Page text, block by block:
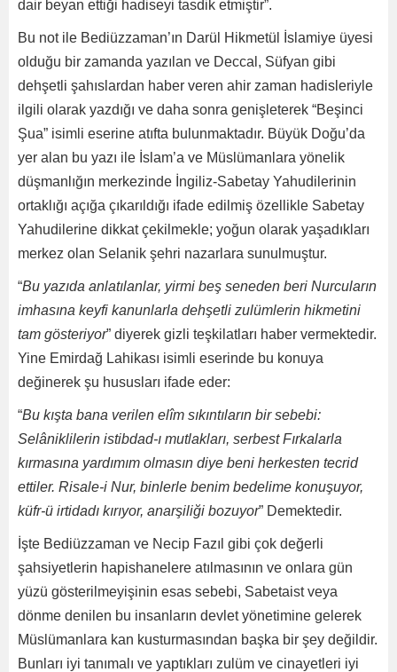
dair beyan ettiği hadiseyi tasdik etmiştir”.
Bu not ile Bediüzzaman’ın Darül Hikmetül İslamiye üyesi
olduğu bir zamanda yazılan ve Deccal, Süfyan gibi
dehşetli şahıslardan haber veren ahir zaman hadisleriyle
ilgili olarak yazdığı ve daha sonra genişleterek “Beşinci
Şua” isimli eserine atıfta bulunmaktadır. Büyük Doğu’da
yer alan bu yazı ile İslam’a ve Müslümanlara yönelik
düşmanlığın merkezinde İngiliz-Sabetay Yahudilerinin
ortaklığı açığa çıkarıldığı ifade edilmiş özellikle Sabetay
Yahudilerine dikkat çekilmekle; yoğun olarak yaşadıkları
merkez olan Selanik şehri nazarlara sunulmuştur.
“Bu yazıda anlatılanlar, yirmi beş seneden beri Nurcuların
imhasına keyfi kanunlarla dehşetli zulümlerin hikmetini
tam gösteriyor” diyerek gizli teşkilatları haber vermektedir.
Yine Emirdağ Lahikası isimli eserinde bu konuya
değinerek şu hususları ifade eder:
“Bu kışta bana verilen elîm sıkıntıların bir sebebi:
Selâniklilerin istibdad-ı mutlakları, serbest Fırkalarla
kırmasına yardımım olmasın diye beni herkesten tecrid
ettiler. Risale-i Nur, binlerle benim bedelime konuşuyor,
küfr-ü irtidadı kırıyor, anarşiliği bozuyor” Demektedir.
İşte Bediüzzaman ve Necip Fazıl gibi çok değerli
şahsiyetlerin hapishanelere atılmasının ve onlara gün
yüzü gösterilmeyişinin esas sebebi, Sabetaist veya
dönme denilen bu insanların devlet yönetimine gelerek
Müslümanlara kan kusturmasından başka bir şey değildir.
Bunları iyi tanımalı ve yaptıkları zulüm ve cinayetleri iyi